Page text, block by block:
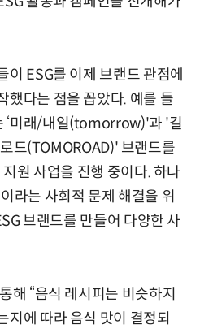
ESG를 이제 브랜드 관점에
했다는 점을 꼽았다. 예를 들
‘미래/내일(tomorrow)'과 '길
드(TOMOROAD)' 브랜드를
원 사업을 진행 중이다. 하나
라는 사회적 문제 해결을 위
브랜드를 만들어 다양한 사
해 “음식 레시피는 비슷하지
지에 따라 음식 맛이 결정되